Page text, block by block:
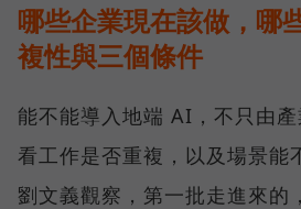
哪些企業現在該做，哪
複性與三個條件
能不能導入地端 AI，不只由
看工作是否重複，以及場景能
劉文義觀察，第一批走進來的